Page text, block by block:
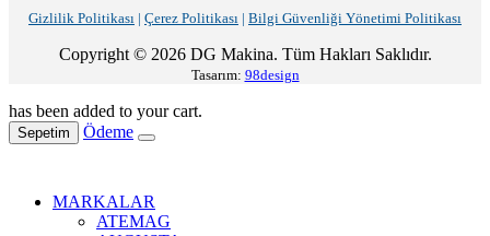
Gizlilik Politikası | Çerez Politikası | Bilgi Güvenliği Yönetimi Politikası
Copyright © 2026 DG Makina. Tüm Hakları Saklıdır.
Tasarım: 98design
has been added to your cart.
Sepetim Ödeme
MARKALAR
ATEMAG